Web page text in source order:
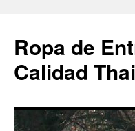
Ropa de
Calidad